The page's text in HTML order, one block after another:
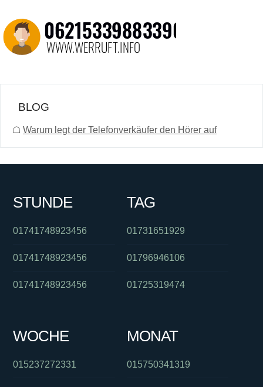
BLOG
☖ Warum legt der Telefonverkäufer den Hörer auf
STUNDE
01741748923456
01741748923456
01741748923456
TAG
01731651929
01796946106
01725319474
WOCHE
015237272331
MONAT
015750341319